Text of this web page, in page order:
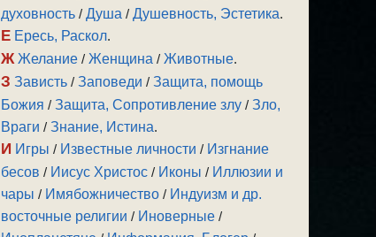
духовность /Душа /Душевность, Эстетика.
Е Ересь, Раскол.
Ж Желание /Женщина /Животные.
З Зависть /Заповеди /Защита, помощь
Божия /Защита, Сопротивление злу /Зло,
Враги /Знание, Истина.
И Игры / Известные личности / Изгнание
бесов / Иисус Христос / Иконы / Иллюзии и
чары / Имябожничество / Индуизм и др.
восточные религии / Иноверные /